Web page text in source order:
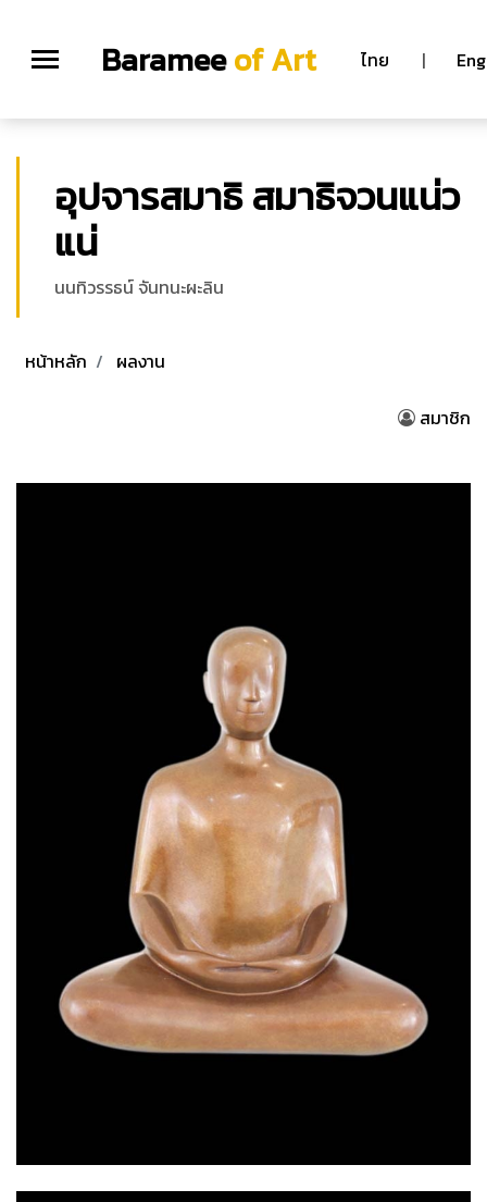
Barameeof Art ไทย | Eng
อุปจารสมาธิ สมาธิจวนแน่ว
แน่
นนทิวรรธน์ จันทนะผะลิน
หน้าหลัก ผลงาน
สมาชิก